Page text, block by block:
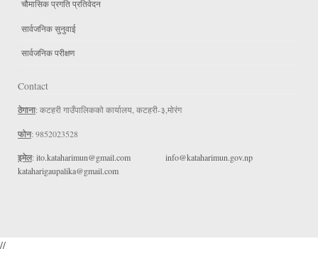
चौमासिक प्रगति प्रतिवेदन
सार्वजनिक सुनुवाई
सार्वजनिक परीक्षण
Contact
ठेगाना: कटहरी गाउँपालिकको कार्यालय, कटहरी-३,मोरंग
फोन: 9852023528
इमेल: ito.kataharimun@gmail.com
info@kataharimun.gov.np
kataharigaupalika@gmail.com
//